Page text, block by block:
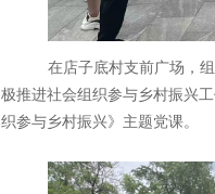
在店子底村支前广场，
极推进社会组织参与乡村振兴
织参与乡村振兴》主题党课。